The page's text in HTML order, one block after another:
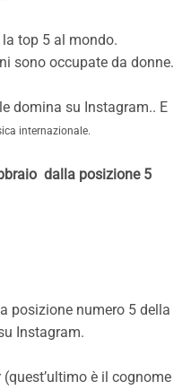
top 5 al mondo.
sono occupate da donne.
domina su Instagram.. E
internazionale.
dalla posizione 5
posizione numero 5 della
Instagram.
è il cognome